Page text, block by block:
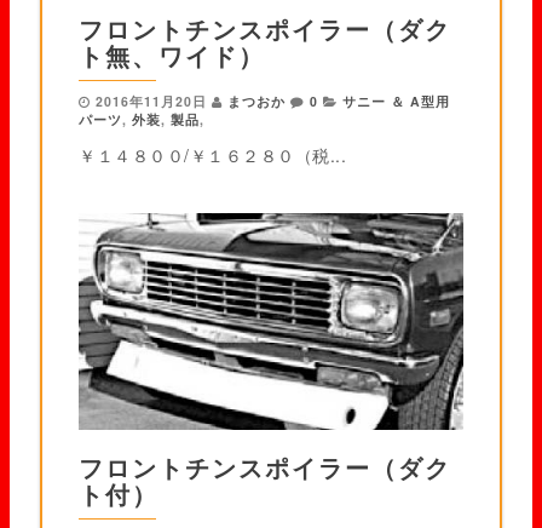
フロントチンスポイラー（ダク
ト無、ワイド）
2016年11月20日 まつおか 0
サニー ＆ A型用
パーツ , 外装, 製品,
￥１４８００/￥１６２８０（税...
フロントチンスポイラー（ダク
ト付）